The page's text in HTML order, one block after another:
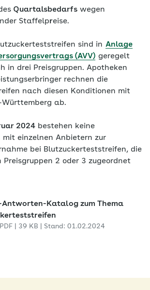
Quartalsbedarfs wegen
Staffelpreise.
sind in Anlage
(AVV) geregelt
in drei Preisgruppen. Apotheken
rechnen die
nach diesen Konditionen mit
Württemberg ab.
2024 bestehen keine
mit einzelnen Anbietern zur
bei Blutzuckerteststreifen, die
Preisgruppen 2 oder 3 zugeordnet
Antworten-Katalog zum Thema
| 39 KB | Stand: 01.02.2024